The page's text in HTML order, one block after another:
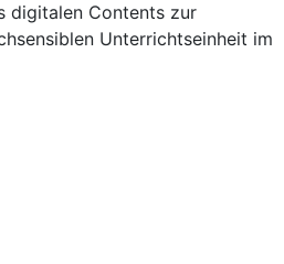
digitalen Contents zur
Unterrichtseinheit im